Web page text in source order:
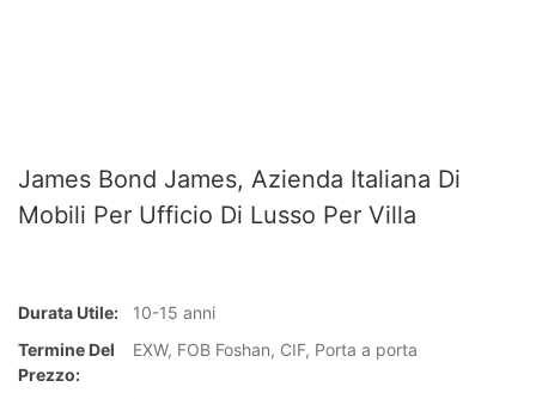
James Bond James, Azienda Italiana Di
Mobili Per Ufficio Di Lusso Per Villa
Durata Utile:
10-15 anni
Termine Del
Prezzo:
EXW, FOB Foshan, CIF, Porta a porta